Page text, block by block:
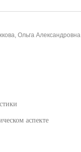
Ольга Александровна
аспекте